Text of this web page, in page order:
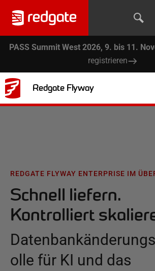
PASS Summit West 2026, 9. bis 11.
registrieren
Redgate Flyway
REDGATE FLYWAY ENTERPRISE IM
Schnell liefern.
Kontrolliert
olle für KI und das